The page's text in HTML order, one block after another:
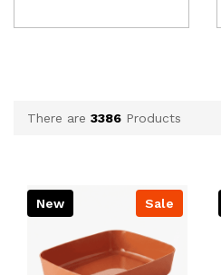
There are 3386 Products
Sale
New